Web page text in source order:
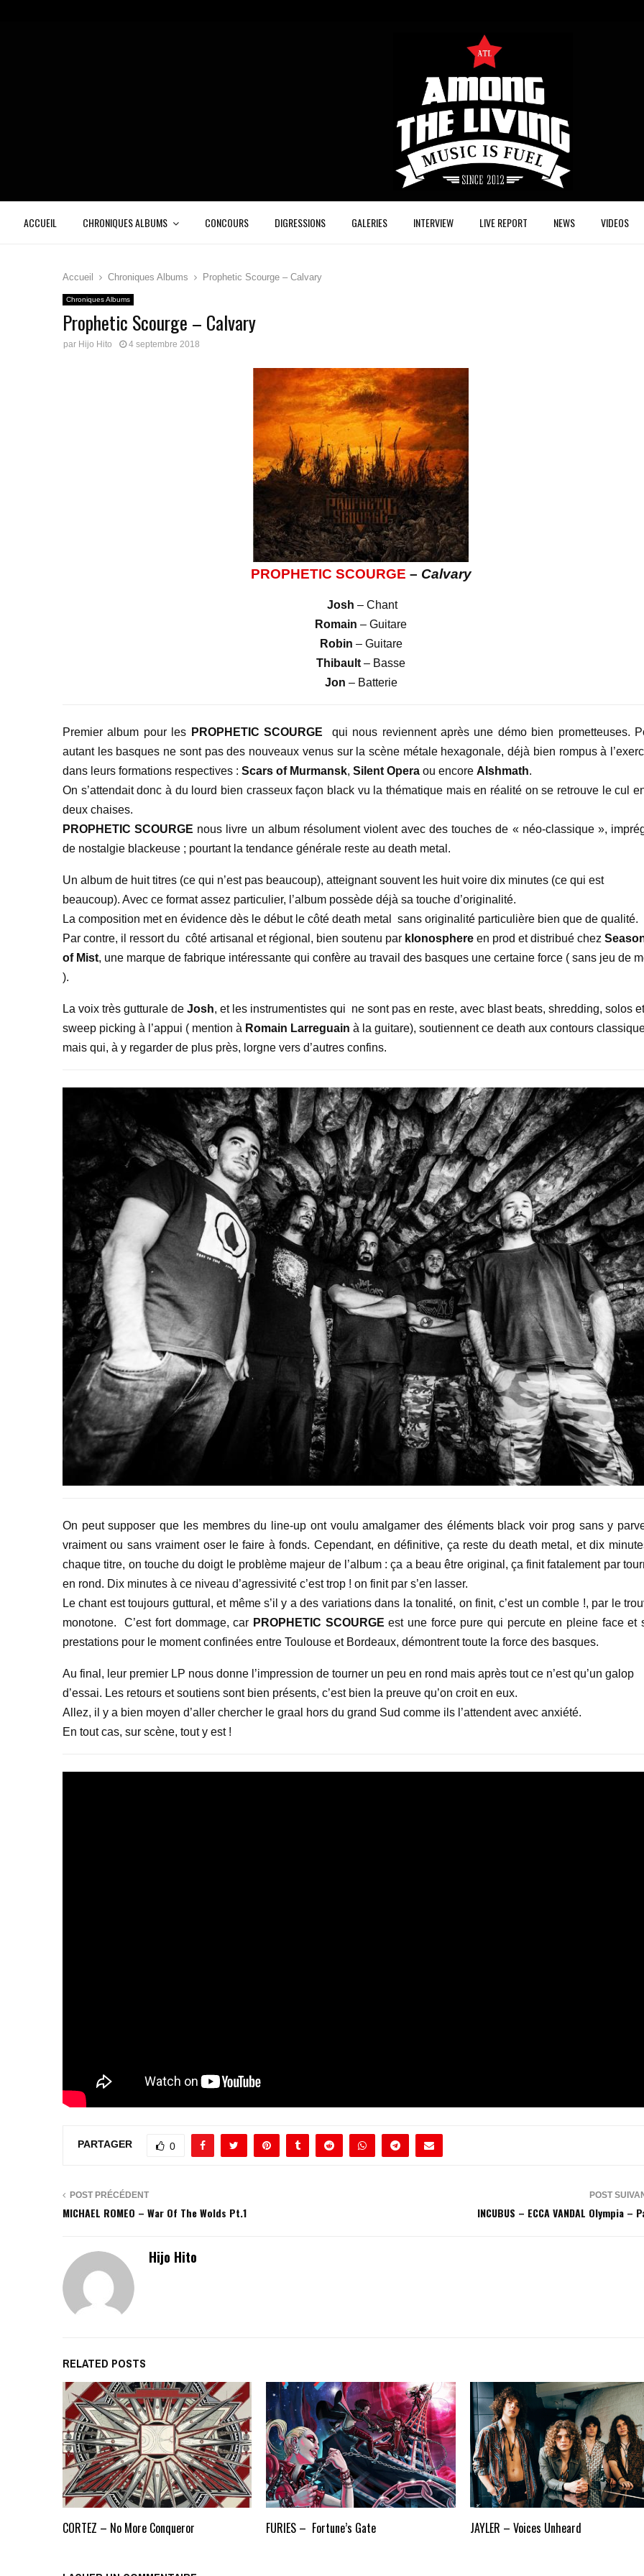
ACCUEIL CHRONIQUES ALBUMS CONCOURS DIGRESSIONS GALERIES INTERVIEW LIVE REPORT NEWS VIDEOS
Accueil Chroniques Albums Prophetic Scourge – Calvary
Chroniques Albums
Prophetic Scourge – Calvary
par Hijo Hito 4 septembre 2018
PROPHETIC SCOURGE – Calvary
Josh – Chant
Romain – Guitare
Robin – Guitare
Thibault– Basse
Jon – Batterie
Premier album pour les PROPHETIC SCOURGE qui nous reviennent après une démo bien prometteuses.
autant les basques ne sont pas des nouveaux venus sur la scène métale hexagonale, déjà bien rompus à
dans leurs formations respectives : Scars of Murmansk, Silent Opera ou encore Alshmath.
On s’attendait donc à du lourd bien crasseux façon black vu la thématique mais en réalité on se retrouve le cul
deux chaises.
PROPHETIC SCOURGE nous livre un album résolument violent avec des touches de « néo-classique »,
de nostalgie blackeuse ; pourtant la tendance générale reste au death metal.
Un album de huit titres (ce qui n’est pas beaucoup), atteignant souvent les huit voire dix minutes (ce qui est
beaucoup). Avec ce format assez particulier, l’album possède déjà sa touche d’originalité.
La composition met en évidence dès le début le côté death metal sans originalité particulière bien que de qualité.
Par contre, il ressort du côté artisanal et régional, bien soutenu par klonosphere en prod et distribué chez
of Mist, une marque de fabrique intéressante qui confère au travail des basques une certaine force ( sans jeu de
).
La voix très gutturale de Josh, et les instrumentistes qui ne sont pas en reste, avec blast beats, shredding, solos et
sweep picking à l’appui ( mention à Romain Larreguain à la guitare), soutiennent ce death aux contours
mais qui, à y regarder de plus près, lorgne vers d’autres confins.
On peut supposer que les membres du line-up ont voulu amalgamer des éléments black voir prog sans y
vraiment ou sans vraiment oser le faire à fonds. Cependant, en définitive, ça reste du death metal, et dix
chaque titre, on touche du doigt le problème majeur de l’album : ça a beau être original, ça finit fatalement par
en rond. Dix minutes à ce niveau d’agressivité c’est trop ! on finit par s’en lasser.
Le chant est toujours guttural, et même s’il y a des variations dans la tonalité, on finit, c’est un comble !, par le
monotone. C’est fort dommage, car PROPHETIC SCOURGE est une force pure qui percute en pleine face et
prestations pour le moment confinées entre Toulouse et Bordeaux, démontrent toute la force des basques.
Au final, leur premier LP nous donne l’impression de tourner un peu en rond mais après tout ce n’est qu’un galop
d’essai. Les retours et soutiens sont bien présents, c’est bien la preuve qu’on croit en eux.
Allez, il y a bien moyen d’aller chercher le graal hors du grand Sud comme ils l’attendent avec anxiété.
En tout cas, sur scène, tout y est !
PARTAGER 0
POST PRÉCÉDENT
MICHAEL ROMEO – War Of The Wolds Pt.1
POST
INCUBUS – ECCA VANDAL Olympia –
Hijo Hito
RELATED POSTS
CORTEZ – No More Conqueror FURIES – Fortune’s Gate JAYLER – Voices Unheard